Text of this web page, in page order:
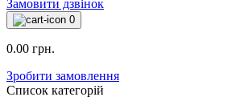
Замовити дзвінок
0
0.00 грн.
Зробити замовлення
Список категорій